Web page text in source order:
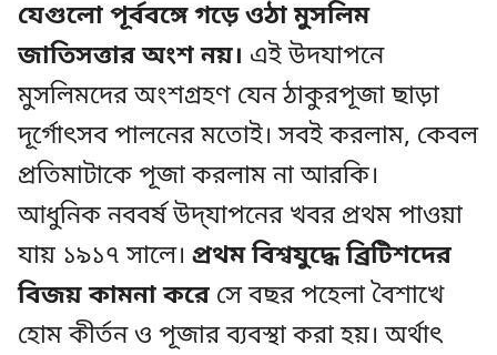
যেগুলো পূর্ববঙ্গে গড়ে ওঠা মুসলিম
জাতিসত্তার অংশ নয়। এই উদযাপনে
মুসলিমদের অংশগ্রহণ যেন ঠাকুরপূজা ছাড়া
দূর্গোৎসব পালনের মতোই। সবই করলাম, কেবল
প্রতিমাটাকে পূজা করলাম না আরকি।
আধুনিক নববর্ষ উদ্‌যাপনের খবর প্রথম পাওয়া
যায় ১৯১৭ সালে। প্রথম বিশ্বযুদ্ধে ব্রিটিশদের
বিজয় কামনা করে সে বছর পহেলা বৈশাখে
হোম কীর্তন ও পূজার ব্যবস্থা করা হয়। অর্থাৎ